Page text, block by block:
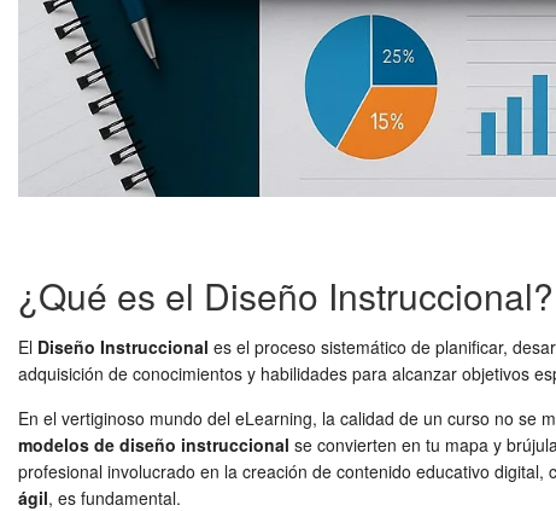
¿Qué es el Diseño Instruccional?
El Diseño Instruccional es el proceso sistemático de planificar,
adquisición de conocimientos y habilidades para alcanzar objetivos
En el vertiginoso mundo del eLearning, la calidad de un curso no se
modelos de diseño instruccional se convierten en tu mapa y
profesional involucrado en la creación de contenido educativo
ágil, es fundamental.